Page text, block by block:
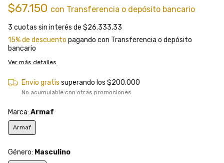
$67.150 con Transferencia o depósito bancario
3 cuotas sin interés de $26.333,33
15% de descuento pagando con Transferencia o depósito
bancario
Ver más detalles
Envío gratis superando los $200.000
No acumulable con otras promociones
Marca: Armaf
Armaf
Género: Masculino